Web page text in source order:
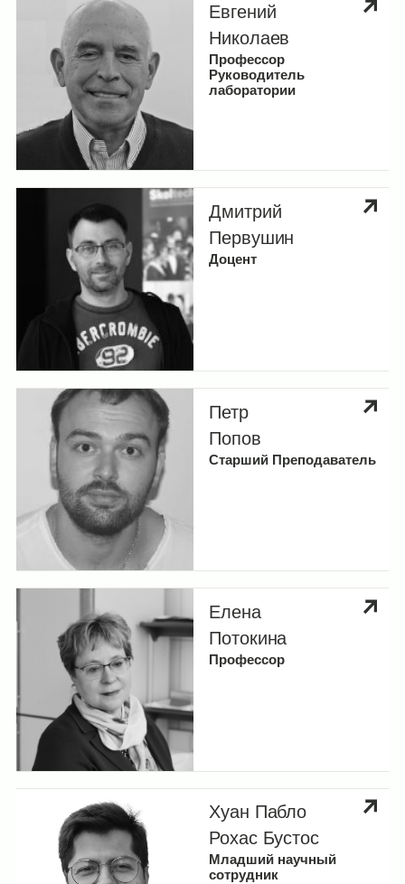
Евгений
Николаев
Профессор
Руководитель
лаборатории
Дмитрий
Первушин
Доцент
Петр
Попов
Старший Преподаватель
Елена
Потокина
Профессор
Хуан Пабло
Рохас Бустос
Младший научный
сотрудник